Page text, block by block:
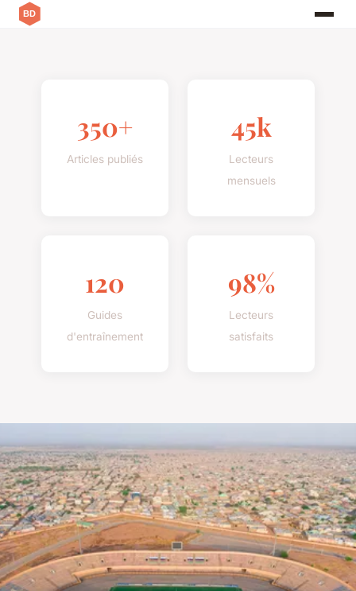
350+
Articles publiés
45k
Lecteurs
mensuels
120
Guides
d'entraînement
98%
Lecteurs
satisfaits